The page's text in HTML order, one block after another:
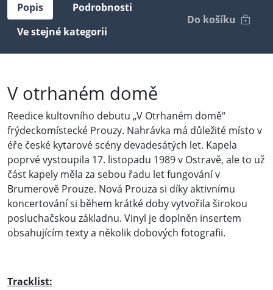
Popis
Podrobnosti
Ve stejné kategorii
Do košíku
V otrhaném domě
Reedice kultovního debutu „V Otrhaném domě“
frýdeckomístecké Prouzy. Nahrávka má důležité místo v
éře české kytarové scény devadesátých let. Kapela
poprvé vystoupila 17. listopadu 1989 v Ostravě, ale to už
část kapely měla za sebou řadu let fungování v
Brumerově Prouze. Nová Prouza si díky aktivnímu
koncertování si během krátké doby vytvořila širokou
posluchačskou základnu. Vinyl je doplněn insertem
obsahujícím texty a několik dobových fotografii.
Tracklist: